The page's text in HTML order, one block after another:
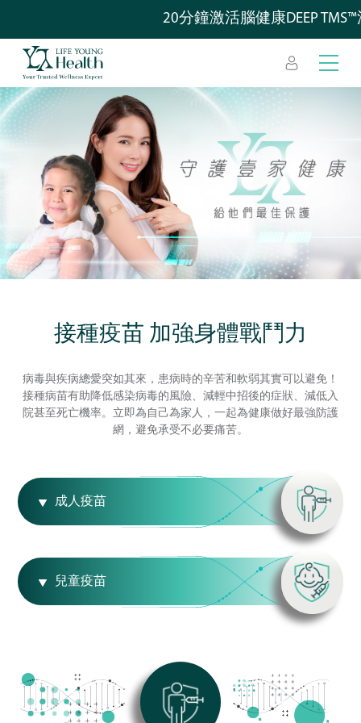
20分鐘激活腦健康DEEP TMS™深
接種疫苗 加強身體戰鬥力
病毒與疾病總愛突如其來，患病時的辛苦和軟弱其實可以避免！
接種病苗有助降低感染病毒的風險、減輕中招後的症狀、減低入
院甚至死亡機率。立即為自己為家人，一起為健康做好最強防護
網，避免承受不必要痛苦。
成人疫苗
兒童疫苗